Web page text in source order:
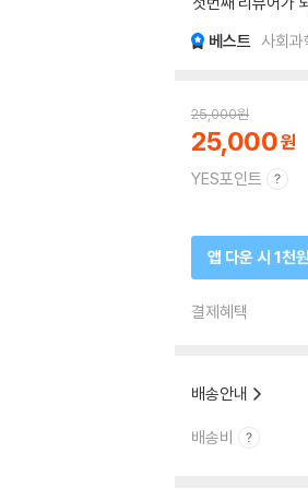
베스트 사회
25,000원
25,000
YES포인트
앱 다운 시 1천
결제혜택
배송안내
배송비